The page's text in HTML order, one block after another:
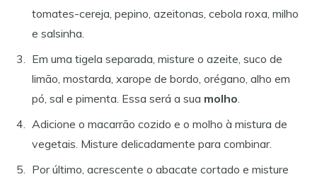
tomates-cereja, pepino, azeitonas, cebola roxa, milho
e salsinha.
Em uma tigela separada, misture o azeite, suco de
limão, mostarda, xarope de bordo, orégano, alho em
pó, sal e pimenta. Essa será a sua molho
Adicione o macarrão cozido e o molho à mistura de
vegetais. Misture delicadamente para combinar.
Por último, acrescente o abacate cortado e misture